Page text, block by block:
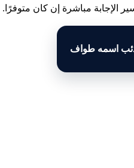
مباشرة إن كان متوفرًا.
ذئب اسمه طواف